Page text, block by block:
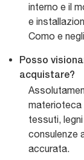
interno e il
e
Como e
Posso
acquistare?
materioteca
tessuti,
consulenze
accurata.